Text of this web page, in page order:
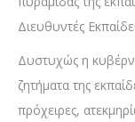
Διευθυντές
Δυστυχώς η
ζητήματα της
πρόχειρες,